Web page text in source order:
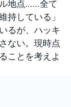
地点……全て
持している」
るが、ハッキ
ない。現時点
ことを考えよ